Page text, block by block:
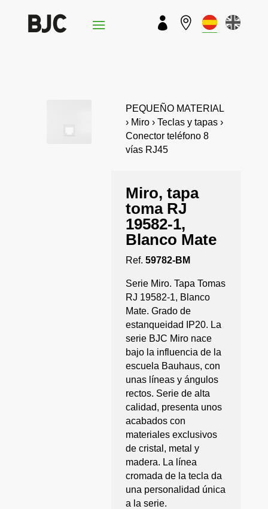
 
PEQUEÑO MATERIAL
› Miro › Teclas y tapas ›
Conector teléfono 8
vías RJ45
Miro, tapa
toma RJ
19582-1,
Blanco Mate
Ref.59782-BM
Serie Miro. Tapa Tomas
RJ 19582-1, Blanco
Mate. Grado de
estanqueidad IP20. La
serie BJC Miro nace
bajo la influencia de la
escuela Bauhaus, con
unas líneas y ángulos
rectos. Serie de alta
calidad, presenta unos
acabados con
materiales exclusivos
de cristal, metal y
madera. La línea
cromada de la tecla da
una personalidad única
a la serie.